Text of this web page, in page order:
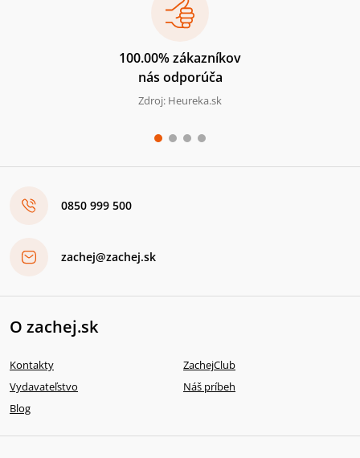
100.00% zákazníkov
nás odporúča
Zdroj: Heureka.sk
0850 999 500
zachej@zachej.sk
O zachej.sk
Kontakty
ZachejClub
Vydavateľstvo
Náš príbeh
Blog